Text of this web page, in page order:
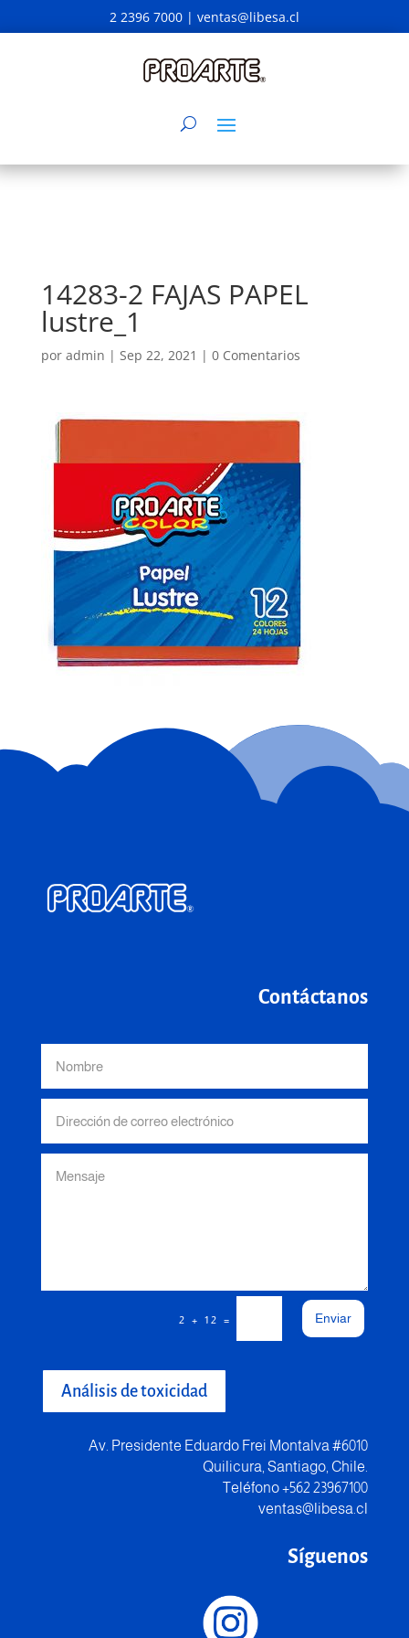
2 2396 7000 | ventas@libesa.cl
14283-2 FAJAS PAPEL
lustre_1
por admin | Sep 22, 2021 | 0 Comentarios
Contáctanos
2 + 12 = Enviar
Análisis de toxicidad
Av. Presidente Eduardo Frei Montalva #6010
Quilicura, Santiago, Chile.
Teléfono +562 23967100
ventas@libesa.cl
Síguenos